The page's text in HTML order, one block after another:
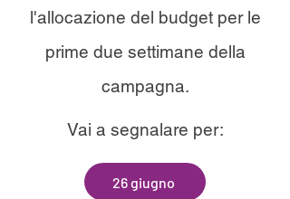
l'allocazione del budget per le
prime due settimane della
campagna.
Vai a segnalare per:
26 giugno